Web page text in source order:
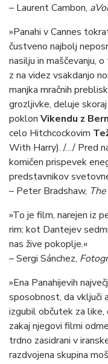
– Laurent Cambon,
»Panahi v Cannes
čustveno najbolj
nasilju in maščevanju,
z na videz vsakdanjo
manjka mračnih
grozljivke, deluje
poklon Vikendu z
celo Hitchcockovim
With Harry). /…/ Pred
komičen prispevek
predstavnikov
– Peter Bradshaw,
»To je film, narejen iz
rim: kot Dantejev
nas žive pokoplje.«
– Sergi Sánchez,
»Ena Panahijevih
sposobnost, da vključi
izgubil občutek za
zakaj njegovi filmi
trdno zasidrani v
razdvojena skupina